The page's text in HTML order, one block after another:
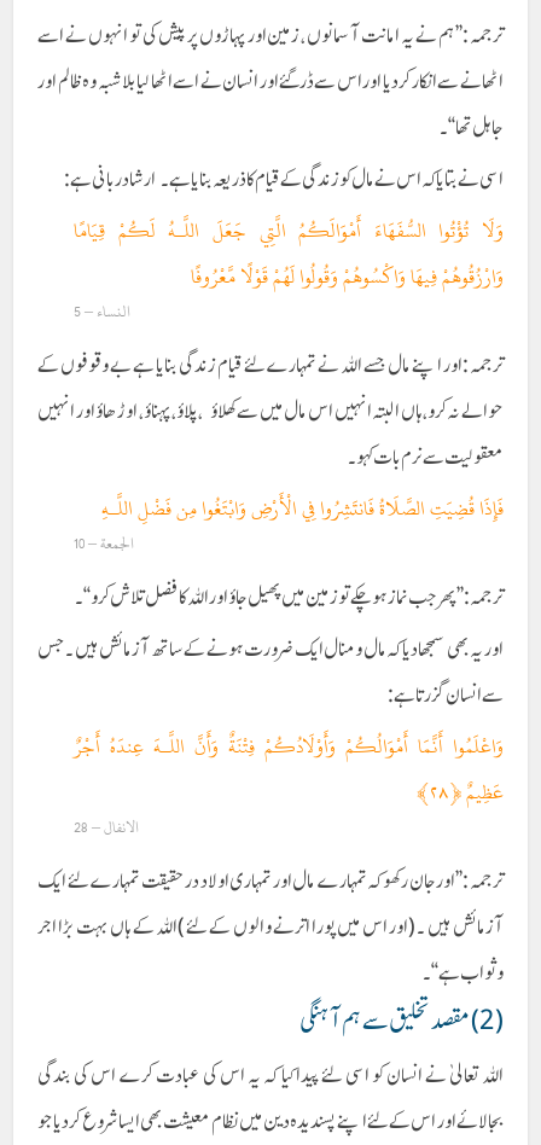
ترجمہ :’’ہم نے یہ امانت آسمانوں ، زمین اور پہاڑوں پر پیش کی تو انہوں نے اسے
اٹھانے سے انکار کر دیا اور اس سے ڈر گئے او ر انسان نے اسے اٹھا لیا بلاشبہ وہ ظالم اور
جاہل تھا‘‘۔
اسی نے بتایا کہ اس نے مال کو زندگی کے قیام کا ذریعہ بنا یا ہے ۔ ارشاد ربانی ہے :
وَلَا تُؤْتُوا السُّفَهَاءَ أَمْوَالَكُمُ الَّتِي جَعَلَ اللَّـهُ لَكُمْ قِيَامًا
وَارْزُقُوهُمْ فِيهَا وَاكْسُوهُمْ وَقُولُوا لَهُمْ قَوْلًا مَّعْرُوفًا
النساء – 5
ترجمہ :اور اپنے مال جسے اللہ نے تمہارے لئے قیام زندگی بنایا ہے بے وقوفوں کے
حوالے نہ کرو،ہاں البتہ انہیں اس مال میں سے کھلاؤ ،پلاؤ،پہناؤ ، اوڑھاؤ اور انہیں
معقولیت سے نرم بات کہو۔
فَإِذَا قُضِيَتِ الصَّلَاةُ فَانتَشِرُوا فِي الْأَرْضِ وَابْتَغُوا مِن فَضْلِ اللَّـهِ
الجمعة – 10
ترجمہ :’’پھر جب نماز ہوچکے تو زمین میں پھیل جاؤ اور اللہ کا فضل تلاش کرو‘‘۔
اور یہ بھی سمجھا دیا کہ مال و منال ایک ضرورت ہونے کے ساتھ آزمائش ہیں ۔جس
سے انسان گزرتا ہے :
وَاعْلَمُوا أَنَّمَا أَمْوَالُكُمْ وَأَوْلَادُكُمْ فِتْنَةٌ وَأَنَّ اللَّـهَ عِندَهُ أَجْرٌ
عَظِيمٌ ﴿٢٨﴾
الانفال – 28
ترجمہ :’’اور جان رکھو کہ تمہارے مال اور تمہاری اولاد درحقیقت تمہارے لئے ایک
آزمائش ہیں ۔ (اور اس میں پورا اترنے والوں کے لئے )اللہ کے ہاں بہت بڑا اجر
وثواب ہے‘‘۔
(2) مقصد تخلیق سے ہم آہنگی
اللہ تعالیٰ نے انسان کو اسی لئے پیدا کیا کہ یہ اس کی عبادت کرے اس کی بندگی
بجالائے اور اس کے لئے اپنے پسندیدہ دین میں نظام معیشت بھی ایسا شروع کردیا جو